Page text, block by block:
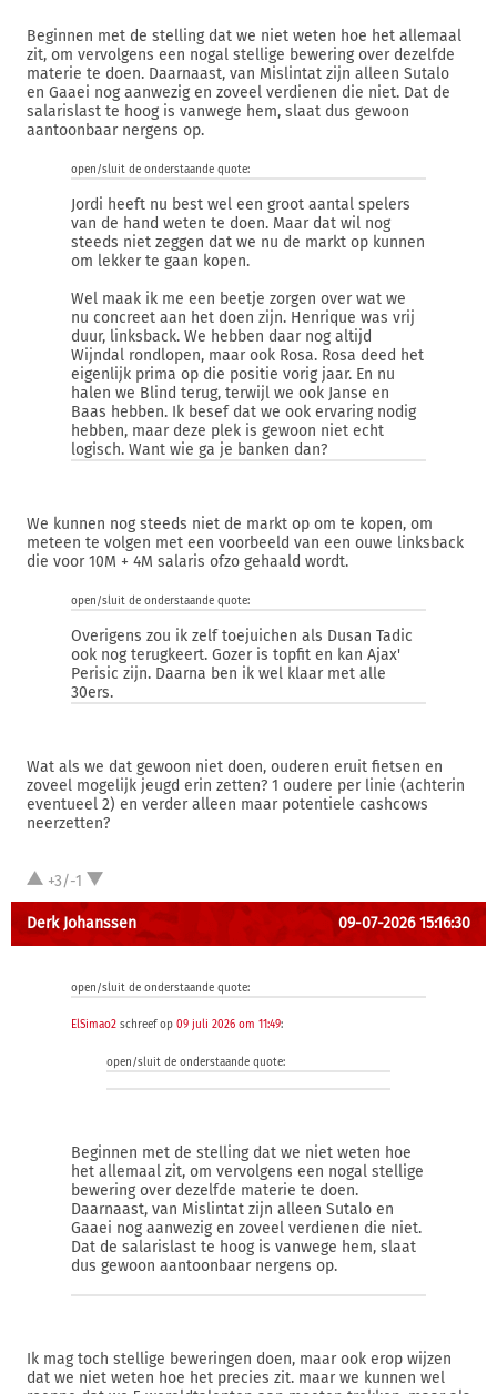
Beginnen met de stelling dat we niet weten hoe het allemaal
zit, om vervolgens een nogal stellige bewering over dezelfde
materie te doen. Daarnaast, van Mislintat zijn alleen Sutalo
en Gaaei nog aanwezig en zoveel verdienen die niet. Dat de
salarislast te hoog is vanwege hem, slaat dus gewoon
aantoonbaar nergens op.
open/sluit de onderstaande quote:
Jordi heeft nu best wel een groot aantal spelers
van de hand weten te doen. Maar dat wil nog
steeds niet zeggen dat we nu de markt op kunnen
om lekker te gaan kopen.
Wel maak ik me een beetje zorgen over wat we
nu concreet aan het doen zijn. Henrique was vrij
duur, linksback. We hebben daar nog altijd
Wijndal rondlopen, maar ook Rosa. Rosa deed het
eigenlijk prima op die positie vorig jaar. En nu
halen we Blind terug, terwijl we ook Janse en
Baas hebben. Ik besef dat we ook ervaring nodig
hebben, maar deze plek is gewoon niet echt
logisch. Want wie ga je banken dan?
We kunnen nog steeds niet de markt op om te kopen, om
meteen te volgen met een voorbeeld van een ouwe linksback
die voor 10M + 4M salaris ofzo gehaald wordt.
open/sluit de onderstaande quote:
Overigens zou ik zelf toejuichen als Dusan Tadic
ook nog terugkeert. Gozer is topfit en kan Ajax'
Perisic zijn. Daarna ben ik wel klaar met alle
30ers.
Wat als we dat gewoon niet doen, ouderen eruit fietsen en
zoveel mogelijk jeugd erin zetten? 1 oudere per linie (achterin
eventueel 2) en verder alleen maar potentiele cashcows
neerzetten?
+3/-1
Derk Johanssen 09-07-2026 15:16:30
open/sluit de onderstaande quote:
ElSimao2 schreef op 09 juli 2026 om 11:49:
open/sluit de onderstaande quote:
Beginnen met de stelling dat we niet weten hoe
het allemaal zit, om vervolgens een nogal stellige
bewering over dezelfde materie te doen.
Daarnaast, van Mislintat zijn alleen Sutalo en
Gaaei nog aanwezig en zoveel verdienen die niet.
Dat de salarislast te hoog is vanwege hem, slaat
dus gewoon aantoonbaar nergens op.
Ik mag toch stellige beweringen doen, maar ook erop wijzen
dat we niet weten hoe het precies zit. maar we kunnen wel